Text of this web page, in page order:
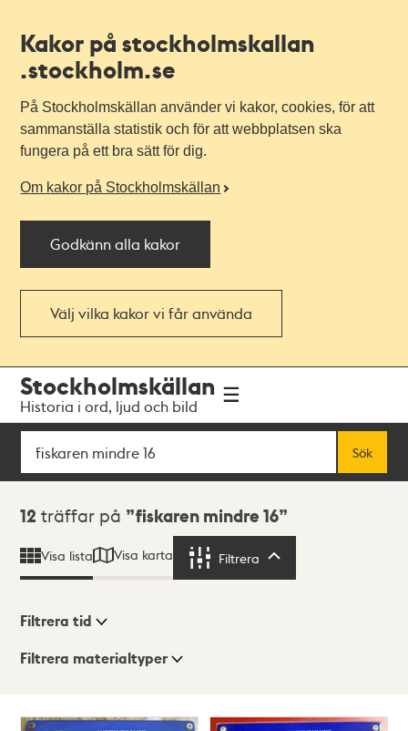
Kakor på stockholmskallan
.stockholm.se
På Stockholmskällan använder vi kakor, cookies, för att
sammanställa statistik och för att webbplatsen ska
fungera på ett bra sätt för dig.
Om kakor på Stockholmskällan
Godkänn alla kakor
Välj vilka kakor vi får använda
navigationen
huvudinnehållet
Stockholmskällan
Historia i ord, ljud och bild
Sök
Sök
Sökresultat
12 träffar på fiskaren mindre 16
Visa lista Visa karta Filtrera
Visningsläge
Filtrera tid
Filtrera materialtyper
träffar